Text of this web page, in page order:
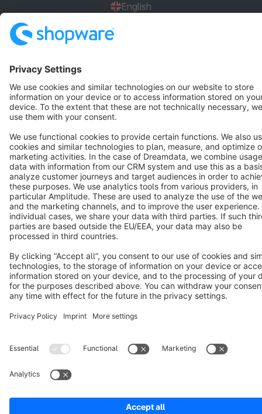
English
Terms & Conditions Privacy Legal notice
Cookie settings
Copyright © shopware AG - All rights reserved
Notice: * All prices are quoted net of the statutory value-added tax